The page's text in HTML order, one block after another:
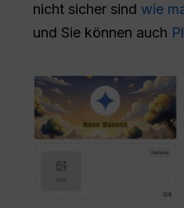
nicht sicher sind wie
und Sie können auch